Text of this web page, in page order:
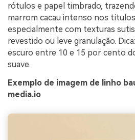
rótulos e papel timbrado,
marrom cacau intenso nos
especialmente com texturas
revestido ou leve granulação.
escuro entre 10 e 15 por cento
suave.
Exemplo de imagem de linho
media.io